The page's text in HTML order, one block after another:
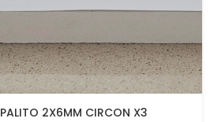
2X6MM CIRCON X3